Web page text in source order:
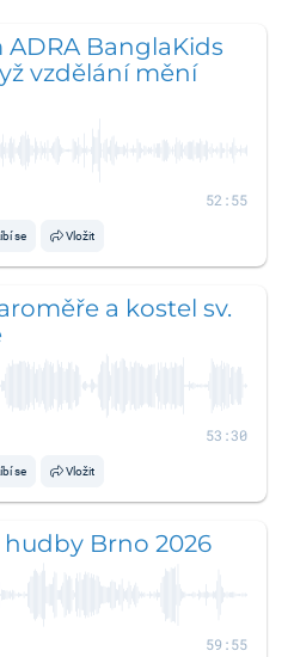
ADRA BanglaKids
vzdělání mění
52:55
se Vložit
a kostel sv.
53:30
se Vložit
Brno 2026
59:55